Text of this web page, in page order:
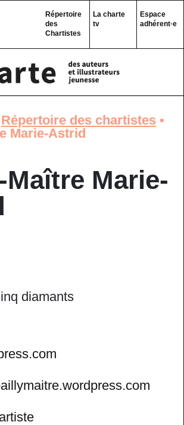
Répertoire
des
Chartistes
La charte
tv
Espace
adhérent·e
Répertoire des chartistes •
Marie-Astrid
Marie-
diamants